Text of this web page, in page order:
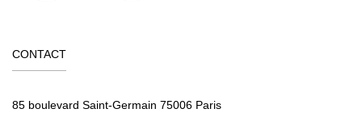
CONTACT
85 boulevard Saint-Germain 75006 Paris